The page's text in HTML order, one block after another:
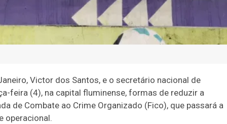
Victor dos Santos, e o secretário nacional de
feira (4), na capital fluminense, formas de reduzir a
de Combate ao Crime Organizado (Fico), que passará a
operacional.